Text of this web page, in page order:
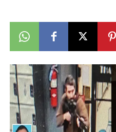
Breaking
News